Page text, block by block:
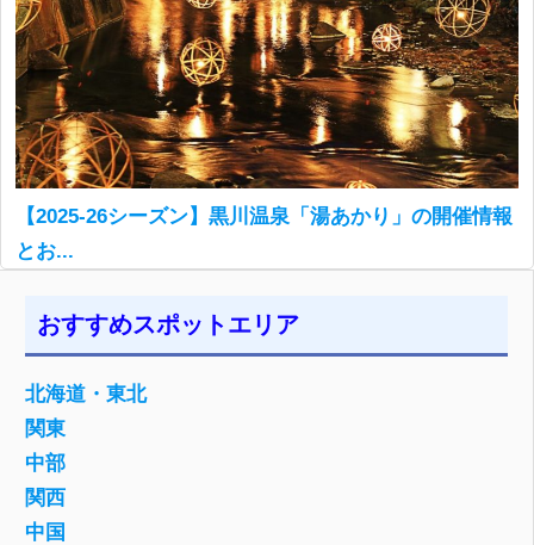
【2025-26シーズン】黒川温泉「湯あかり」の開催情報
とお...
おすすめスポットエリア
北海道・東北
関東
中部
関西
中国